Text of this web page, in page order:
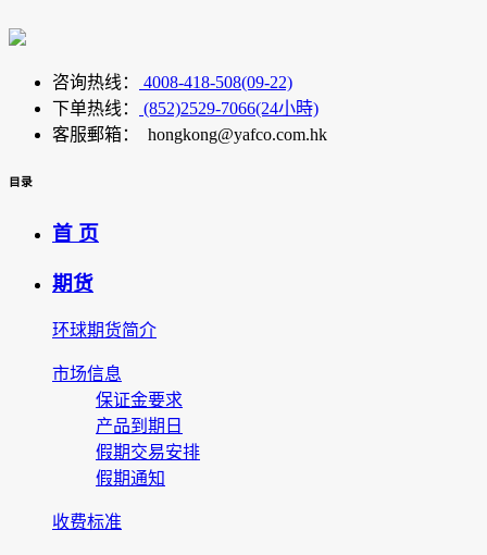
咨询热线：
4008-418-508(09-22)
下单热线：
(852)2529-7066(24小時)
客服郵箱： hongkong@yafco.com.hk
目录
首 页
期货
环球期货简介
市场信息
保证金要求
产品到期日
假期交易安排
假期通知
收费标准